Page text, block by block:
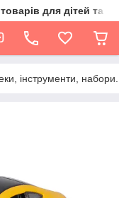
для дітей та їх
інструменти, набори.